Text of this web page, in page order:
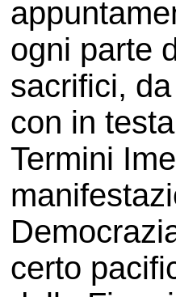
ogni parte
sacrifici,
con in
Termini
certo